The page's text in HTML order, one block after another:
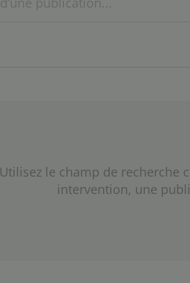
Utilisez le champ de recherche
intervention, une